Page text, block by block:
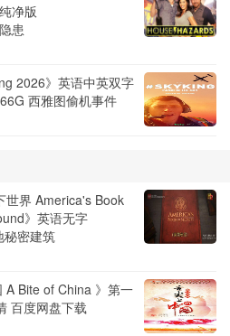
净版
患
2026》英语中英双字
西雅图偷机事件
世界 America's Book
》英语无字
秘密建筑
A Bite of China 》第一
百度网盘下载